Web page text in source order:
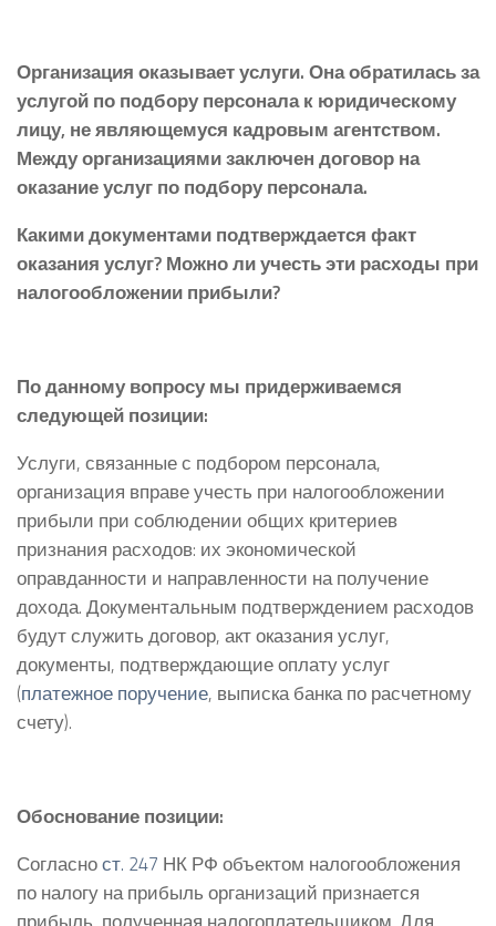
Организация оказывает услуги. Она обратилась за
услугой по подбору персонала к юридическому
лицу, не являющемуся кадровым агентством.
Между организациями заключен договор на
оказание услуг по подбору персонала.
Какими документами подтверждается факт
оказания услуг? Можно ли учесть эти расходы при
налогообложении прибыли?
По данному вопросу мы придерживаемся
следующей позиции:
Услуги, связанные с подбором персонала,
организация вправе учесть при налогообложении
прибыли при соблюдении общих критериев
признания расходов: их экономической
оправданности и направленности на получение
дохода. Документальным подтверждением расходов
будут служить договор, акт оказания услуг,
документы, подтверждающие оплату услуг
(платежное поручение, выписка банка по расчетному
счету).
Обоснование позиции:
Согласност. 247 НК РФ объектом налогообложения
по налогу на прибыль организаций признается